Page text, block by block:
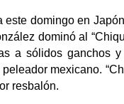
domingo en
dominó al
a sólidos ganchos
mexicano.
resbalón.